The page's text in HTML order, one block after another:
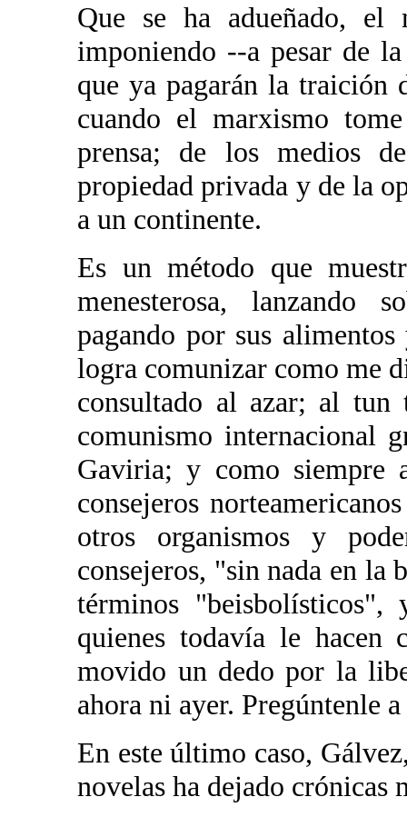
Que se ha adueñado, el
imponiendo --a pesar de
que ya pagarán la traición
cuando el marxismo
prensa; de los medios
propiedad privada y de la
a un continente.
Es un método que
menesterosa, lanzando
pagando por sus
logra comunizar como me
consultado al azar; al tun
comunismo internacional
Gaviria; y como siempre
consejeros
otros organismos y
consejeros, "sin nada en la
términos
quienes todavía le hacen
movido un dedo por la
ahora ni ayer. Pregúntenle
En este último caso,
novelas ha dejado crónicas